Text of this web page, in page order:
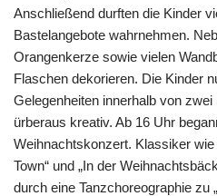
Anschließend durften die Kinder
Bastelangebote wahrnehmen.
Orangenkerze sowie vielen
Flaschen dekorieren. Die Kinder
Gelegenheiten innerhalb von
ürberaus kreativ. Ab 16 Uhr
Weihnachtskonzert. Klassiker
Town“ und „In der
durch eine Tanzchoreographie zu